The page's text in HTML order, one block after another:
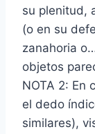
su plenitud,
(o en su
zanahoria
objetos
NOTA 2: En
el dedo
similares),